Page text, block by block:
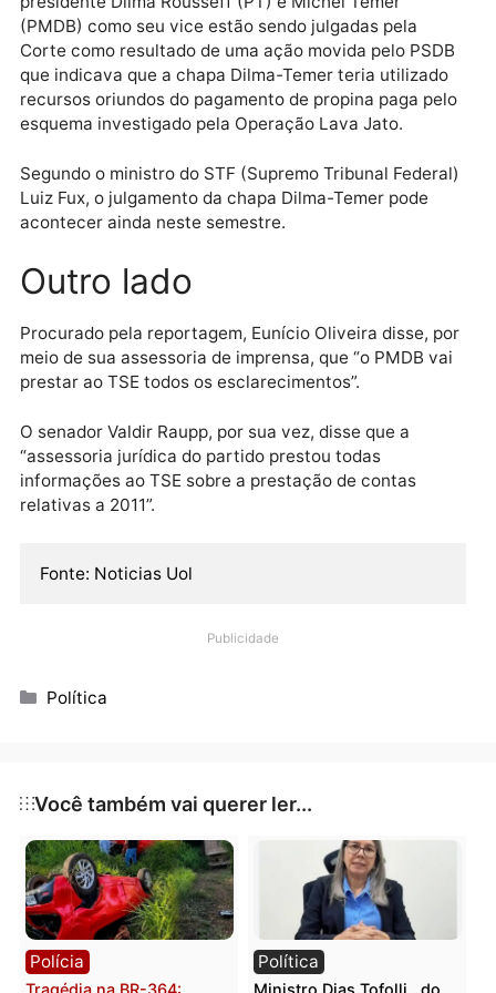
que a Corte reprove a prestação apresentada pelo
partido. A legenda ainda terá a oportunidade de se
defender durante a sessão de julgamento. Ao final
julgamento, as contas poderão ser: aprovadas,
aprovadas com ressalvas ou reprovadas.
O julgamento das contas partidárias do PMDB de
não tem relação com as contas de campanha do
partido e do PT referentes às eleições de 2014, que
presidente Dilma Rousseff (PT) e Michel Temer
(PMDB) como seu vice estão sendo julgadas pela
Corte como resultado de uma ação movida pelo
recursos oriundos do pagamento de propina paga
esquema investigado pela Operação Lava Jato.
acontecer ainda neste semestre.
Outro lado
Procurado pela reportagem, Eunício Oliveira disse,
O senador Valdir Raupp, por sua vez, disse que a
“assessoria jurídica do partido prestou todas
informações ao TSE sobre a prestação de contas
relativas a 2011”.
Fonte: Noticias Uol